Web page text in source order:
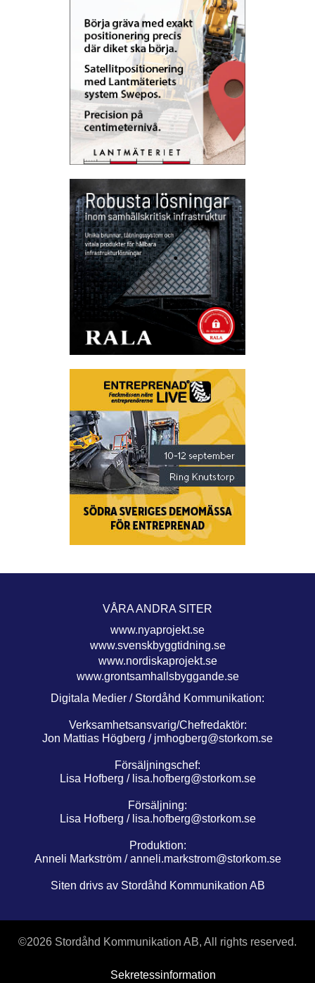
VÅRA ANDRA SITER
www.nyaprojekt.se
www.svenskbyggtidning.se
www.nordiskaprojekt.se
www.grontsamhallsbyggande.se
Digitala Medier / Stordåhd Kommunikation:
Verksamhetsansvarig/Chefredaktör:
Jon Mattias Högberg / jmhogberg@storkom.se
Försäljningschef:
Lisa Hofberg / lisa.hofberg@storkom.se
Försäljning:
Lisa Hofberg / lisa.hofberg@storkom.se
Produktion:
Anneli Markström /anneli.markstrom@storkom.se
Siten drivs av Stordåhd Kommunikation AB
©2026 Stordåhd Kommunikation AB, All rights reserved.
Sekretessinformation